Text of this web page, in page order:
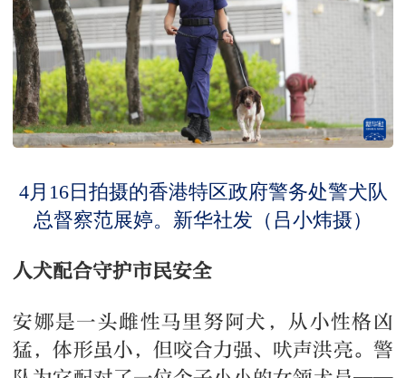
4月16日拍摄的香港特区政府警务处警犬队
总督察范展婷。新华社发（吕小炜摄）
人犬配合守护市民安全
安娜是一头雌性马里努阿犬，从小性格凶
猛，体形虽小，但咬合力强、吠声洪亮。警